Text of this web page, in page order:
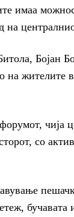
имаа
на
Бојан
на жителите
чија
со
бучавата